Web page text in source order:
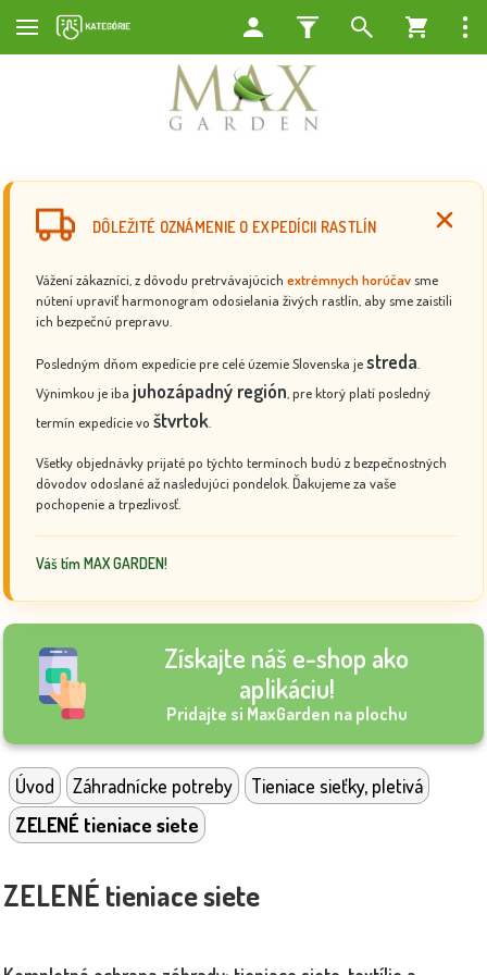
DÔLEŽITÉ OZNÁMENIE O EXPEDÍCII RASTLÍN
Vážení zákazníci, z dôvodu pretrvávajúcich extrémnych horúčav sme
nútení upraviť harmonogram odosielania živých rastlín, aby sme zaistili
ich bezpečnú prepravu.
Posledným dňom expedície pre celé územie Slovenska jestreda
Výnimkou je iba juhozápadný región , pre ktorý platí posledný
termín expedície vo štvrtok
Všetky objednávky prijaté po týchto termínoch budú z bezpečnostných
dôvodov odoslané až nasledujúci pondelok. Ďakujeme za vaše
pochopenie a trpezlivosť.
Váš tím MAX GARDEN!
Získajte náš e-shop ako
aplikáciu!
Pridajte si MaxGarden na plochu
Úvod Záhradnícke potreby
Tieniace sieťky, pletivá
ZELENÉ tieniace siete
ZELENÉ tieniace siete